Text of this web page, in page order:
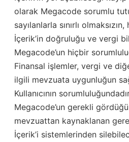
olarak Megacode sorumlu
sayılanlarla sınırlı
İçerik’in doğruluğu ve vergi
Megacode’un hiçbir
Finansal işlemler, vergi ve
ilgili mevzuata uygunluğun
Kullanıcının
Megacode’un gerekli
mevzuattan kaynaklanan
İçerik’i sistemlerinden